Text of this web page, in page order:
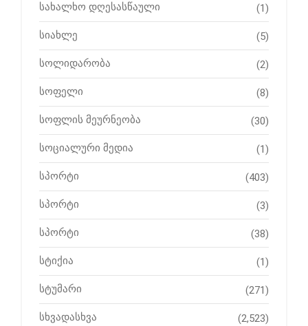
სახალხო დღესასწაული (1)
სიახლე (5)
სოლიდარობა (2)
სოფელი (8)
სოფლის მეურნეობა (30)
სოციალური მედია (1)
სპორტი (403)
სპორტი (3)
სპორტი (38)
სტიქია (1)
სტუმარი (271)
სხვადასხვა (2,523)